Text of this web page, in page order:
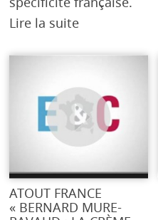
Lire la suite
ATOUT FRANCE
« BERNARD MURE-